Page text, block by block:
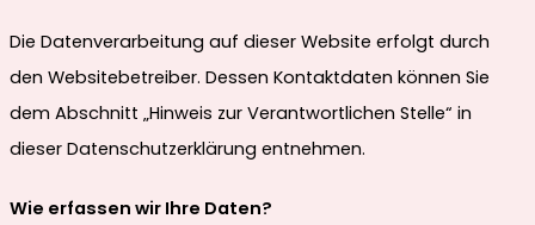
Die Datenverarbeitung auf dieser Website erfolgt durch
den Websitebetreiber. Dessen Kontaktdaten können Sie
dem Abschnitt „Hinweis zur Verantwortlichen Stelle“ in
dieser Datenschutzerklärung entnehmen.
Wie erfassen wir Ihre Daten?